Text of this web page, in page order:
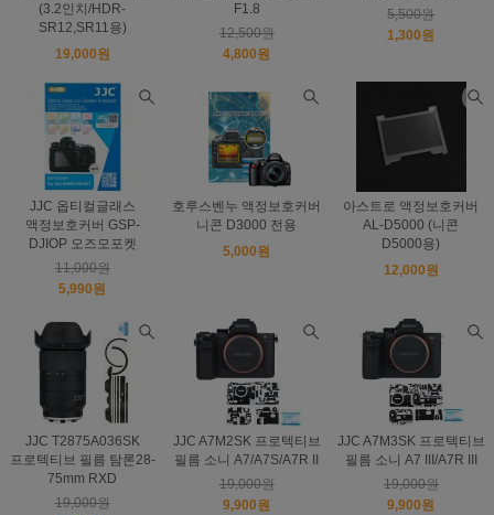
(3.2인치/HDR-
SR12,SR11용)
19,000원
F1.8
12,500원
4,800원
5,500원
1,300원
JJC 옵티컬글래스
액정보호커버 GSP-
DJIOP 오즈모포켓
11,000원
5,990원
호루스벤누 액정보호커버
니콘 D3000 전용
5,000원
아스트로 액정보호커버
AL-D5000 (니콘
D5000용)
12,000원
JJC T2875A036SK
프로텍티브 필름 탐론28-
75mm RXD
19,000원
JJC A7M2SK 프로텍티브
필름 소니 A7/A7S/A7R II
19,000원
9,900원
JJC A7M3SK 프로텍티브
필름 소니 A7 III/A7R III
19,000원
9,900원